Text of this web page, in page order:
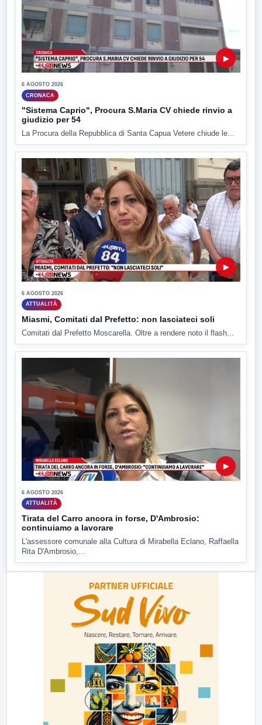
▶
6 AGOSTO 2026
CRONACA
"Sistema Caprio", Procura S.Maria CV chiede rinvio a
giudizio per 54
La Procura della Repubblica di Santa Capua Vetere chiude le...
▶
6 AGOSTO 2026
ATTUALITÀ
Miasmi, Comitati dal Prefetto: non lasciateci soli
Comitati dal Prefetto Moscarella. Oltre a rendere noto il flash...
▶
6 AGOSTO 2026
ATTUALITÀ
Tirata del Carro ancora in forse, D'Ambrosio:
continuiamo a lavorare
L'assessore comunale alla Cultura di Mirabella Eclano, Raffaella
Rita D'Ambrosio,...